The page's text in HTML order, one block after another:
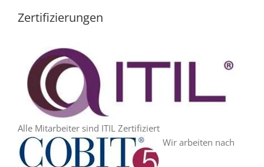
Zertifizierungen
Alle Mitarbeiter sind ITIL Zertifiziert
Wir arbeiten nach